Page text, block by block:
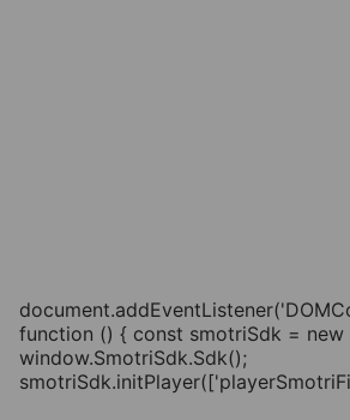
function () { const smotriSdk = new
window.SmotriSdk.Sdk();